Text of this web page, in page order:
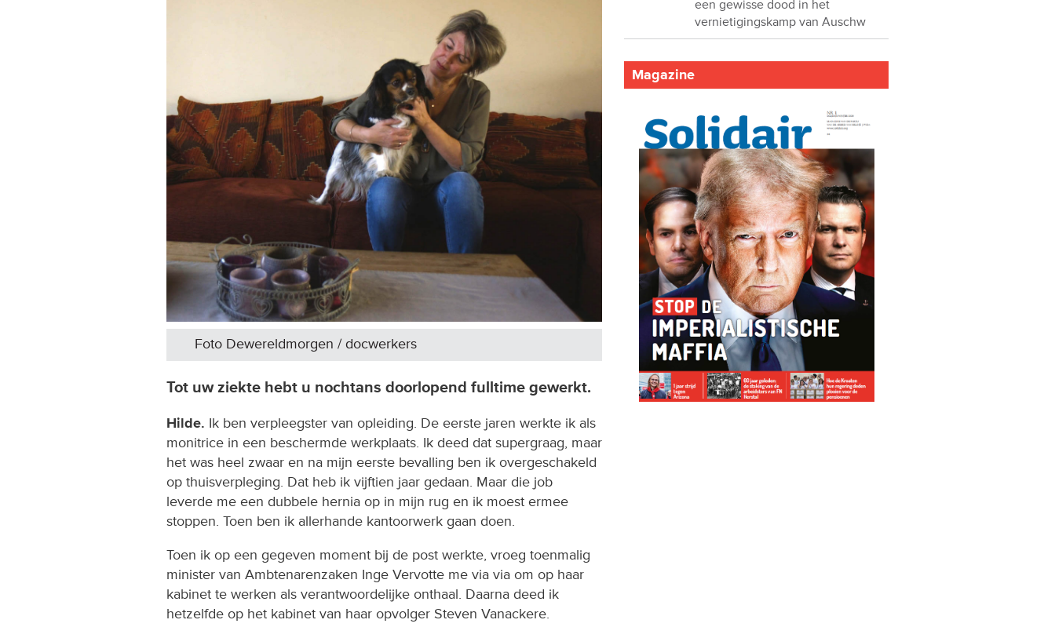
Foto Dewereldmorgen / docwerkers
Tot uw ziekte hebt u nochtans doorlopend fulltime gewerkt.
Hilde. Ik ben verpleegster van opleiding. De eerste jaren werkte ik als
monitrice in een beschermde werkplaats. Ik deed dat supergraag, maar
het was heel zwaar en na mijn eerste bevalling ben ik overgeschakeld
op thuisverpleging. Dat heb ik vijftien jaar gedaan. Maar die job
leverde me een dubbele hernia op in mijn rug en ik moest ermee
stoppen. Toen ben ik allerhande kantoorwerk gaan doen.
Toen ik op een gegeven moment bij de post werkte, vroeg toenmalig
minister van Ambtenarenzaken Inge Vervotte me via via om op haar
kabinet te werken als verantwoordelijke onthaal. Daarna deed ik
hetzelfde op het kabinet van haar opvolger Steven Vanackere.
een gewisse dood in het
vernietigingskamp van Auschw
Magazine